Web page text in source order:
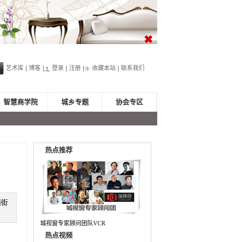
艺术库 博客 登录 注册 收藏本站 联系我们
智慧商学院 城乡专题 协会专区
热点推荐
城视窗专家顾问团队VCR
热点视频